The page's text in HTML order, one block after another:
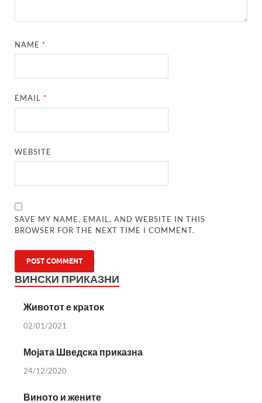
NAME*
EMAIL*
WEBSITE
SAVE MY NAME, EMAIL, AND WEBSITE IN THIS
BROWSER FOR THE NEXT TIME I COMMENT.
ВИНСКИ ПРИКАЗНИ
Животот е краток
02/01/2021
Мојата Шведска приказна
24/12/2020
Виното и жените